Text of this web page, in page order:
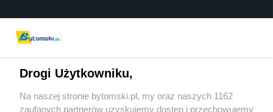
Wydawca mediów lokalnych
Drogi Użytkowniku,
Na naszej stronie bytomski.pl, my oraz naszych 1162
zaufanych partnerów uzyskujemy dostęp i przechowujemy